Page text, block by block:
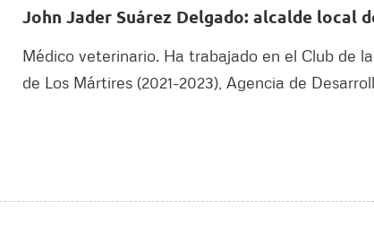
John Jader Suárez Delgado: alcalde local
Médico veterinario. Ha trabajado en el Club de
de Los Mártires (2021-2023), Agencia de